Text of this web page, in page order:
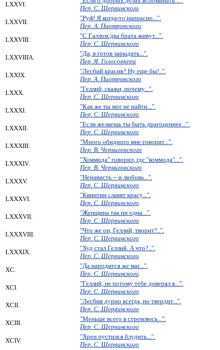
LXXVI.
Пер. С. Шервинского
LXXVII.
"Руф! Я когда-то напрасно...".
Пер. А. Пиотровского
LXXVIII.
"С Галлом два брата живут...".
Пер. С. Шервинского
LXXVIIIA.
"Да, я готов зарыдать...".
Пер. Я. Голосовкера
LXXIX.
"Лесбий красив? Ну еще бы!..".
Пер. А. Пиотровского
LXXX.
"Геллий, скажи, почему...".
Пер. С. Шервинского
LXXXI.
"Как же ты мог не найти...".
Пер. С. Шервинского
LXXXII.
"Если желаешь ты быть драгоценнее...".
Пер. С. Шервинского
LXXXIII.
"Много обидного мне говорит...".
Пер. В. Черниговского
LXXXIV.
"Хоммода" говорил, где "коммода"...".
Пер. В. Черниговского
LXXXV.
"Ненависть -- и любовь...".
Пер. С. Шервинского
LXXXVI.
"Квинтии славят красу...".
Пер. С. Шервинского
LXXXVII.
"Женщина так ни одна...".
Пер. С. Шервинского
LXXXVIII.
"Что же он, Геллий, творит?..".
Пер. С. Шервинского
LXXXIX.
"Худ стал Геллий. А что?..".
Пер. С. Шервинского
XC.
"Да народится же маг...".
Пер. С. Шервинского
XCI.
"Геллий, не потому тебе доверял я...".
Пер. С. Шервинского
XCII.
"Лесбия дурно всегда, но твердит...".
Пер. С. Шервинского
XCIII.
"Меньше всего я стремлюсь...".
Пер. С. Шервинского
XCIV.
"Хрен пустился блудить...".
Пер. С. Шервинского